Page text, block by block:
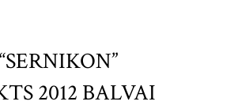
2012 BALVAI